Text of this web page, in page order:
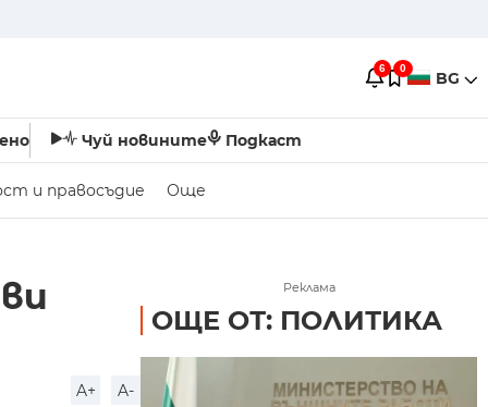
6 0 BG
Чуй новините Подкаст
и правосъдие Още
A+
A-
Реклама
ОЩЕ ОТ: ПОЛИТИКА